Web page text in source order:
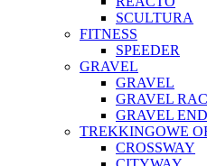
SCULTURA
FITNESS
SPEEDER
GRAVEL
GRAVEL
GRAVEL
GRAVEL
TREKKINGOWE
CROSSWAY